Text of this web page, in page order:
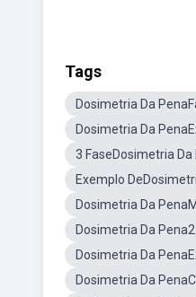
Tags
Dosimetria Da
Dosimetria Da
3 FaseDosimetria Da
Exemplo
Dosimetria Da
Dosimetria Da
Dosimetria Da
Dosimetria Da